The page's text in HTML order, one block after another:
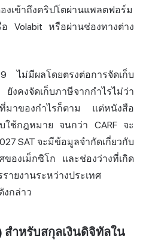
งเข้าถึงคริปโตผ่านแพลตฟอร์ม
Volabit หรือผ่านช่องทางต่าง
ไม่มีผลโดยตรงต่อการจัดเก็บ
จัดเก็บภาษีจากกำไรไม่ว่า
มาของกำไรก็ตาม แต่หนังสือ
ใช้กฎหมาย จนกว่า CARF จะ
SAT จะมีข้อมูลจำกัดเกี่ยวกับ
ของเม็กซิโก และช่องว่างที่เกิด
ายงานระหว่างประเทศ
งกล่าว
สำหรับสกุลเงินดิจิทัลใน